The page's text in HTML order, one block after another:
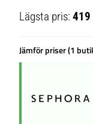
Lägsta pris:419
Jämför priser (1